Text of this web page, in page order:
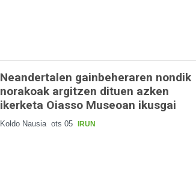
Neandertalen gainbeheraren nondik
norakoak argitzen dituen azken
ikerketa Oiasso Museoan ikusgai
Koldo Nausia ots 05 IRUN